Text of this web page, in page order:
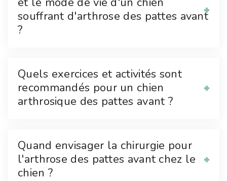
souffrant d'arthrose des pattes avant
?
Quels exercices et activités sont
recommandés pour un chien
arthrosique des pattes avant ?
Quand envisager la chirurgie pour
l'arthrose des pattes avant chez le
chien ?